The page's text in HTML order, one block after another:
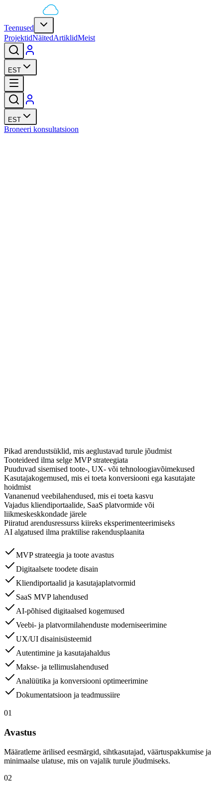
Teenused
ProjektidNäitedArtiklidMeist
EST
EST
Broneeri konsultatsioon
Pikad arendustsüklid, mis aeglustavad turule jõudmist
Tooteideed ilma selge MVP strateegiata
Puuduvad sisemised toote-, UX- või tehnoloogiavõimekused
Kasutajakogemused, mis ei toeta konversiooni ega kasutajate
hoidmist
Vananenud veebilahendused, mis ei toeta kasvu
Vajadus kliendiportaalide, SaaS platvormide või
liikmeskeskkondade järele
Piiratud arendusressurss kiireks eksperimenteerimiseks
AI algatused ilma praktilise rakendusplaanita
MVP strateegia ja toote avastus
Digitaalsete toodete disain
Kliendiportaalid ja kasutajaplatvormid
SaaS MVP lahendused
AI-põhised digitaalsed kogemused
Veebi- ja platvormilahenduste moderniseerimine
UX/UI disainisüsteemid
Autentimine ja kasutajahaldus
Makse- ja tellimuslahendused
Analüütika ja konversiooni optimeerimine
Dokumentatsioon ja teadmussiire
01
Avastus
Määratleme ärilised eesmärgid, sihtkasutajad, väärtuspakkumise ja
minimaalse ulatuse, mis on vajalik turule jõudmiseks.
02